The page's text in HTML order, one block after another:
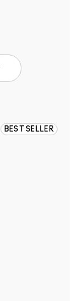
BEST SELLER